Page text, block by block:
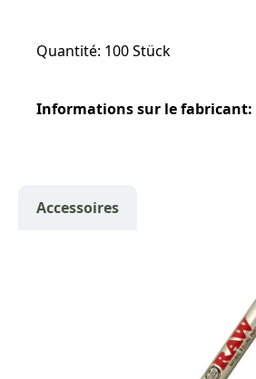
Quantité: 100 Stück
Informations sur le fabricant:
Accessoires